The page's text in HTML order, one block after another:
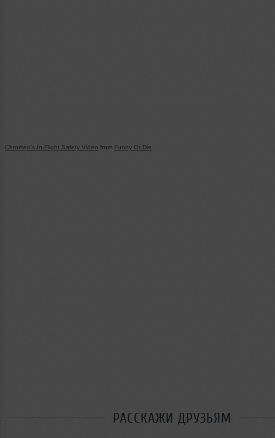
Chromeo's In-Flight Safety Video from Funny Or Die
РАССКАЖИ ДРУЗЬЯМ